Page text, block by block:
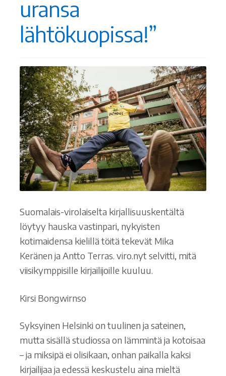
Ostoskori
Saavutettavuusseloste
uransa
lähtökuopissa!”
Suomalais-virolaiselta kirjallisuuskentältä
löytyy hauska vastinpari, nykyisten
kotimaidensa kielillä töitä tekevät Mika
Keränen ja Antto Terras. viro.nyt selvitti, mitä
viisikymppisille kirjailijoille kuuluu.
Kirsi Bongwirnso
Syksyinen Helsinki on tuulinen ja sateinen,
mutta sisällä studiossa on lämmintä ja kotoisaa
– ja miksipä ei olisikaan, onhan paikalla kaksi
kirjailijaa ja edessä keskustelu aina mieltä